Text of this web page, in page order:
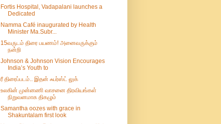
Fortis Hospital, Vadapalani launches a
Dedicated
Namma Café inaugurated by Health
Minister Ma.Subr...
15வருடம் திரை பயணம்! அனைவருக்கும்
நன்றி
Johnson & Johnson Vision Encourages
India’s Youth to
ரீ திரைப்படம்.. இதன் ஃபர்ஸ்ட் லுக்
உலகின் முன்னணி வாசனை திரவியங்கள்
நிறுவனமாக திகழும்
Samantha oozes with grace in
Shakuntalam first look